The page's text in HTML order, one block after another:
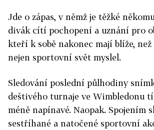
Jde o zápas, v němž je těžké
divák cítí pochopení a uznání pro
kteří k sobě nakonec mají blíže,
nejen sportovní svět myslel.
Sledování poslední půlhodiny
deštivého turnaje ve Wimbledonu
méně napínavé. Naopak. Spojením
sestříhané a natočené sportovní